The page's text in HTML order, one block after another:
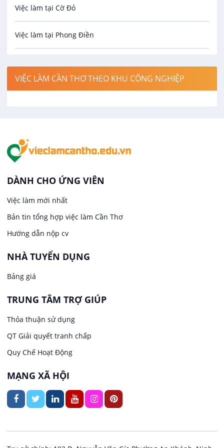
Công nghệ sinh học
Công nghệ thực phẩm
Điện / Điện tử / Điện lạnh
Hàng hải / Hàng không
In ấn / Xuất bản
Kế toán
Lái xe
Lao Động Phổ Thông
Lễ tân
May mặc
Ngân hàng
Nhà hàng / Khách sạn
Thủy Sản
Việc làm tại Cờ Đỏ
Việc làm tại Phong Điền
Việc làm tại Cái Khế
Việc làm tại An Bình
Việc làm tại Long Tuyền
Việc làm tại Hưng Phú
Việc làm tại Phước Thới
Việc làm tại Thới Long
Việc làm tại Trung Nhất
Việc làm tại Thuận Hưng
Việc làm tại Vị Thanh
VIỆC LÀM CẦN THƠ THEO KHU CÔNG NGHIỆP
DÀNH CHO ỨNG VIÊN
Việc làm mới nhất
Bản tin tổng hợp việc làm Cần Thơ
Hướng dẫn nộp cv
NHÀ TUYỂN DỤNG
Bảng giá
TRUNG TÂM TRỢ GIÚP
Thỏa thuận sử dụng
QT Giải quyết tranh chấp
Quy Chế Hoạt Động
MẠNG XÃ HỘI